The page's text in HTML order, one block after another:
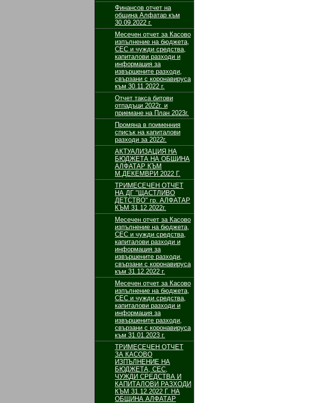
Финансов отчет на
община Алфатар към
30.09.2022 г.
Месечен отчет за Касово
изпълнение на бюджета,
СЕС и чужди средства,
капиталови разходи и
информация за
извършените разходи,
свързани с коронавируса
към 30.11.2022 г.
Отчет такса битови
отпадъци 2022г. и
приемане на План 2023г.
Промяна в поименния
списък на капиталови
разходи за 2022г.
АКТУАЛИЗАЦИЯ НА
БЮДЖЕТА НА ОБЩИНА
АЛФАТАР КЪМ
М.ДЕКЕМВРИ 2022 Г.
ТРИМЕСЕЧЕН ОТЧЕТ
НА ДГ "ЩАСТЛИВО
ДЕТСТВО" гр. АЛФАТАР
КЪМ 31.12.2022г.
Месечен отчет за Касово
изпълнение на бюджета,
СЕС и чужди средства,
капиталови разходи и
информация за
извършените разходи,
свързани с коронавируса
към 31.12.2022 г.
Месечен отчет за Касово
изпълнение на бюджета,
СЕС и чужди средства,
капиталови разходи и
информация за
извършените разходи,
свързани с коронавируса
към 31.01.2023 г.
ТРИМЕСЕЧЕН ОТЧЕТ
ЗА КАСОВО
ИЗПЪЛНЕНИЕ НА
БЮДЖЕТА, СЕС,
ЧУЖДИ СРЕДСТВА И
КАПИТАЛОВИ РАЗХОДИ
КЪМ 31.12.2022 Г. НА
ОБЩИНА АЛФАТАР